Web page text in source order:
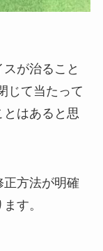
が治ること
じて当たって
はあると思
正方法が明確
す。